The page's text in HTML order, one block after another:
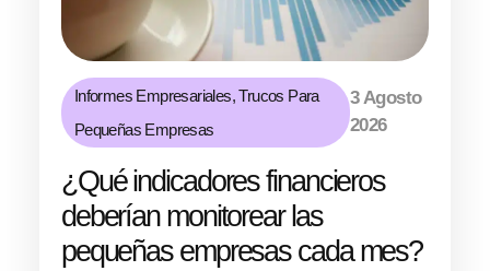
Informes Empresariales,Trucos Para
Pequeñas Empresas
3 Agosto
2026
¿Qué indicadores financieros
deberían monitorear las
pequeñas empresas cada mes?